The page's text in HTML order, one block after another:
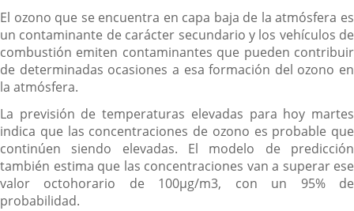
El ozono que se encuentra en capa baja de la atmósfera es
un contaminante de carácter secundario y los vehículos de
combustión emiten contaminantes que pueden contribuir
de determinadas ocasiones a esa formación del ozono en
la atmósfera.
La previsión de temperaturas elevadas para hoy martes
indica que las concentraciones de ozono es probable que
continúen siendo elevadas. El modelo de predicción
también estima que las concentraciones van a superar ese
valor octohorario de 100µg/m3, con un 95% de
probabilidad.